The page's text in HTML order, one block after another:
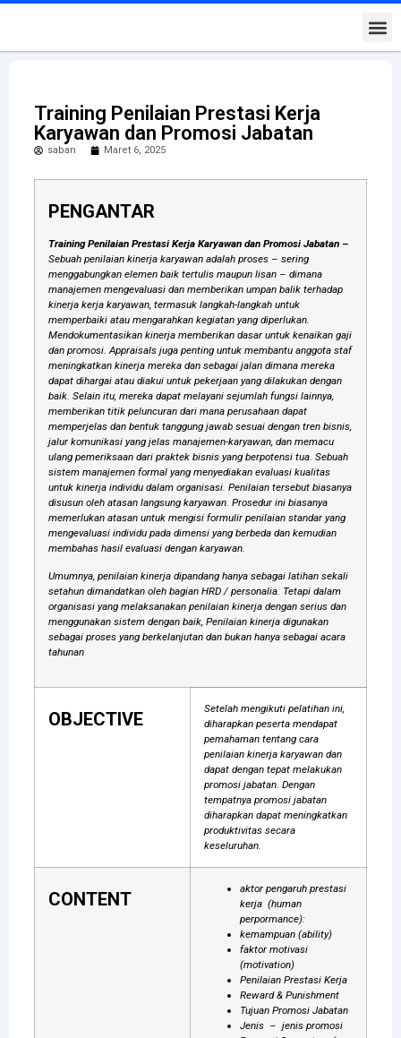
Training Penilaian Prestasi Kerja
Karyawan dan Promosi Jabatan
saban Maret 6, 2025
PENGANTAR
Training Penilaian Prestasi Kerja Karyawan dan Promosi Jabatan –
Sebuah penilaian kinerja karyawan adalah proses – sering
menggabungkan elemen baik tertulis maupun lisan – dimana
manajemen mengevaluasi dan memberikan umpan balik terhadap
kinerja kerja karyawan, termasuk langkah-langkah untuk
memperbaiki atau mengarahkan kegiatan yang diperlukan.
Mendokumentasikan kinerja memberikan dasar untuk kenaikan gaji
dan promosi. Appraisals juga penting untuk membantu anggota staf
meningkatkan kinerja mereka dan sebagai jalan dimana mereka
dapat dihargai atau diakui untuk pekerjaan yang dilakukan dengan
baik. Selain itu, mereka dapat melayani sejumlah fungsi lainnya,
memberikan titik peluncuran dari mana perusahaan dapat
memperjelas dan bentuk tanggung jawab sesuai dengan tren bisnis,
jalur komunikasi yang jelas manajemen-karyawan, dan memacu
ulang pemeriksaan dari praktek bisnis yang berpotensi tua. Sebuah
sistem manajemen formal yang menyediakan evaluasi kualitas
untuk kinerja individu dalam organisasi. Penilaian tersebut biasanya
disusun oleh atasan langsung karyawan. Prosedur ini biasanya
memerlukan atasan untuk mengisi formulir penilaian standar yang
mengevaluasi individu pada dimensi yang berbeda dan kemudian
membahas hasil evaluasi dengan karyawan.
Umumnya, penilaian kinerja dipandang hanya sebagai latihan sekali
setahun dimandatkan oleh bagian HRD / personalia. Tetapi dalam
organisasi yang melaksanakan penilaian kinerja dengan serius dan
menggunakan sistem dengan baik, Penilaian kinerja digunakan
sebagai proses yang berkelanjutan dan bukan hanya sebagai acara
tahunan
OBJECTIVE
Setelah mengikuti pelatihan ini,
diharapkan peserta mendapat
pemahaman tentang cara
penilaian kinerja karyawan dan
dapat dengan tepat melakukan
promosi jabatan. Dengan
tempatnya promosi jabatan
diharapkan dapat meningkatkan
produktivitas secara
keseluruhan.
CONTENT
aktor pengaruh prestasi
kerja (human
perpormance):
kemampuan (ability)
faktor motivasi
(motivation)
Penilaian Prestasi Kerja
Reward & Punishment
Tujuan Promosi Jabatan
Jenis – jenis promosi